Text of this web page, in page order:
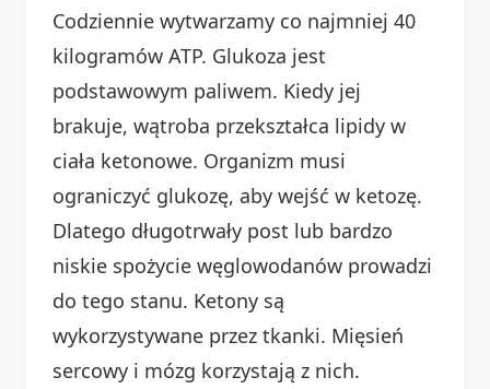
Codziennie wytwarzamy co najmniej 40
kilogramów ATP. Glukoza jest
podstawowym paliwem. Kiedy jej
brakuje, wątroba przekształca lipidy w
ciała ketonowe. Organizm musi
ograniczyć glukozę, aby wejść w ketozę.
Dlatego długotrwały post lub bardzo
niskie spożycie węglowodanów prowadzi
do tego stanu. Ketony są
wykorzystywane przez tkanki. Mięsień
sercowy i mózg korzystają z nich.